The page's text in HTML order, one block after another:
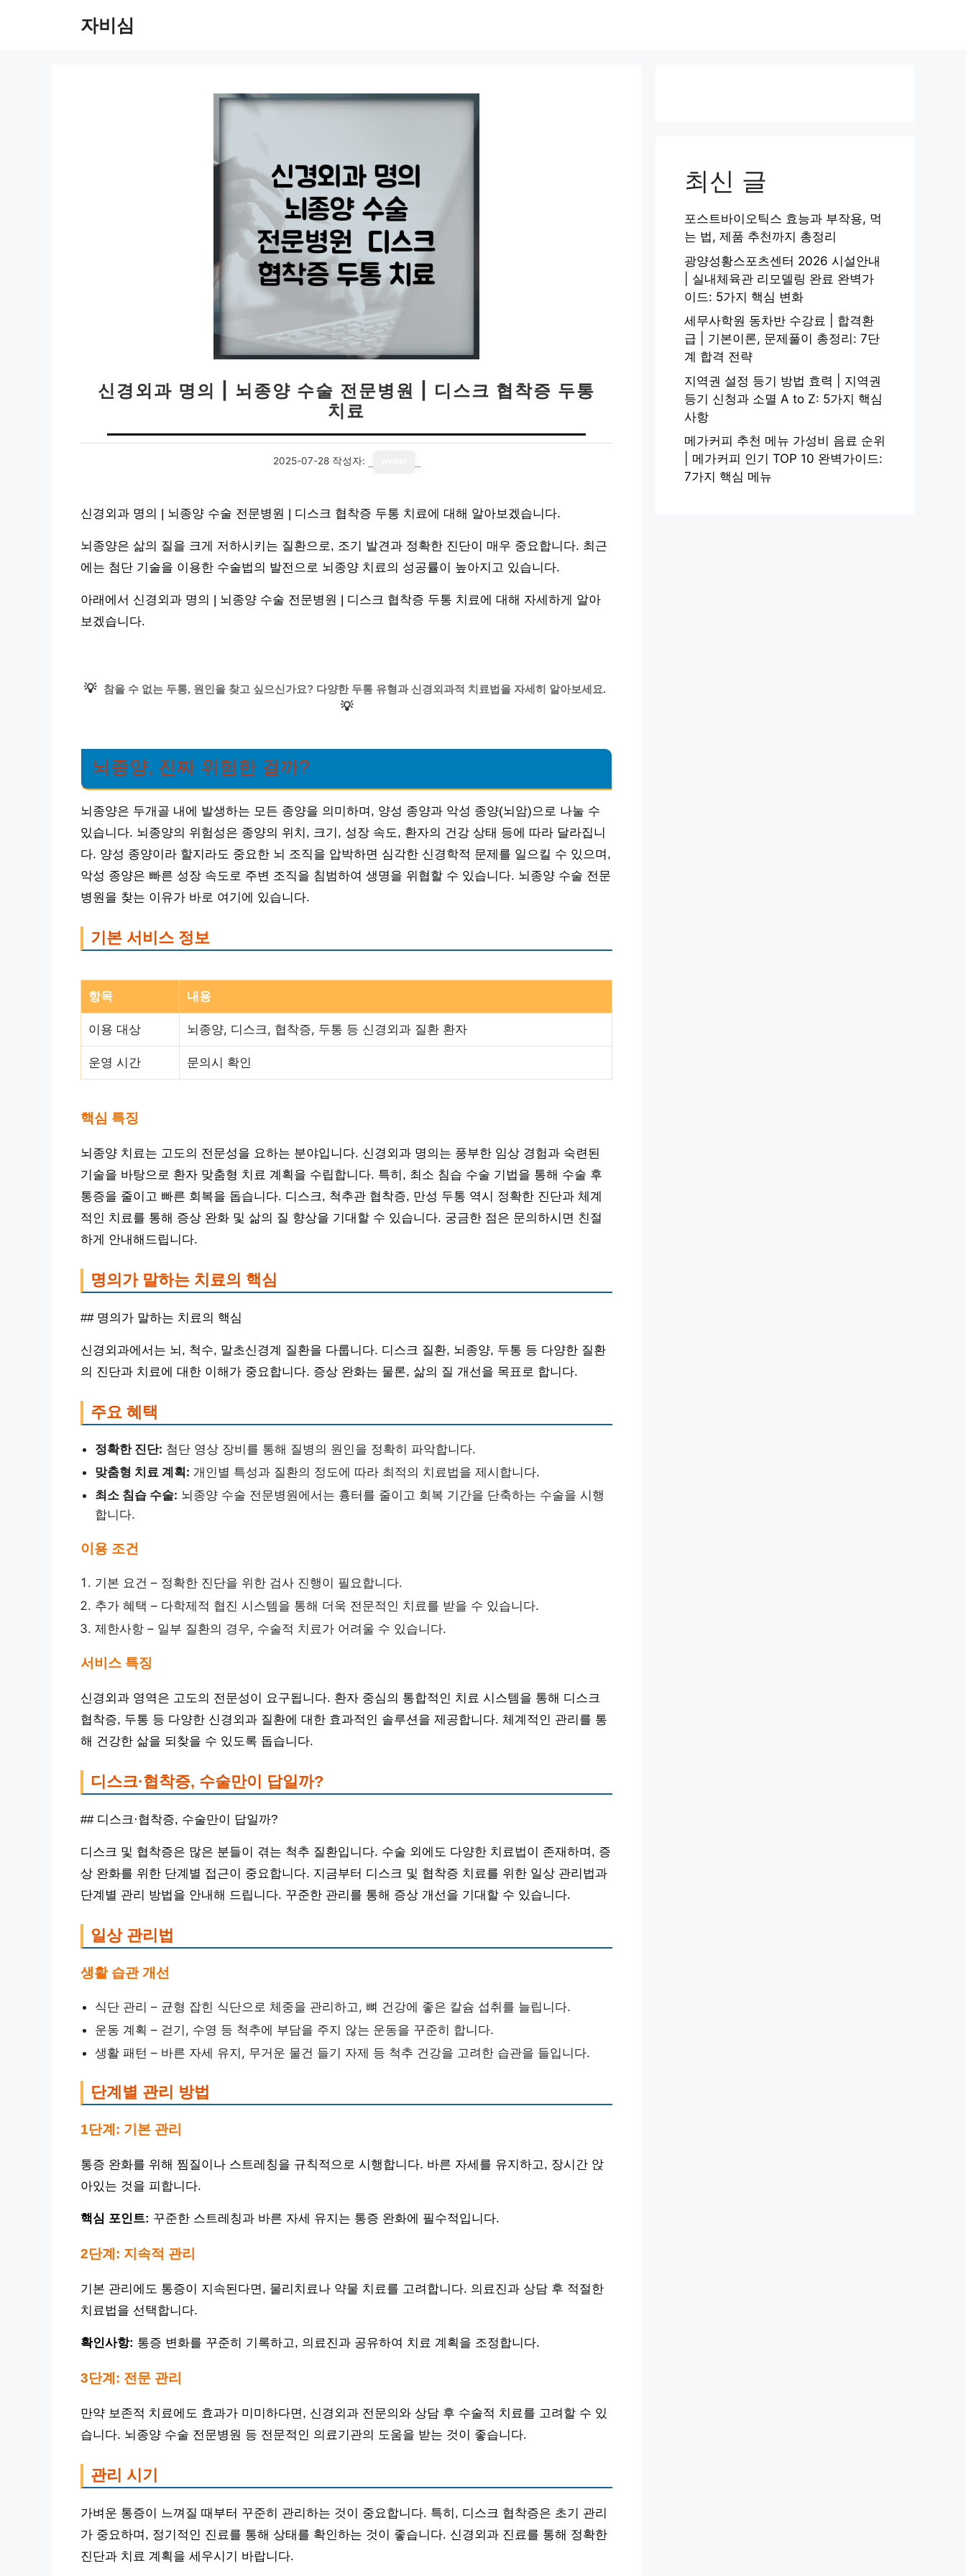
자비심
신경외과 명의 | 뇌종양 수술 전문병원 | 디스크 협착증 두통
치료
2025-07-28 작성자:
신경외과 명의 | 뇌종양 수술 전문병원 | 디스크 협착증 두통 치료에 대해 알아보겠습니다.
뇌종양은 삶의 질을 크게 저하시키는 질환으로, 조기 발견과 정확한 진단이 매우 중요합니다. 최근
에는 첨단 기술을 이용한 수술법의 발전으로 뇌종양 치료의 성공률이 높아지고 있습니다.
아래에서 신경외과 명의 | 뇌종양 수술 전문병원 | 디스크 협착증 두통 치료에 대해 자세하게 알아
보겠습니다.
💡 참을 수 없는 두통, 원인을 찾고 싶으신가요? 다양한 두통 유형과 신경외과적 치료법을 자세히 알아보세요.
💡
뇌종양, 진짜 위험한 걸까?
뇌종양은 두개골 내에 발생하는 모든 종양을 의미하며, 양성 종양과 악성 종양(뇌암)으로 나눌 수
있습니다. 뇌종양의 위험성은 종양의 위치, 크기, 성장 속도, 환자의 건강 상태 등에 따라 달라집니
다. 양성 종양이라 할지라도 중요한 뇌 조직을 압박하면 심각한 신경학적 문제를 일으킬 수 있으며,
악성 종양은 빠른 성장 속도로 주변 조직을 침범하여 생명을 위협할 수 있습니다. 뇌종양 수술 전문
병원을 찾는 이유가 바로 여기에 있습니다.
기본 서비스 정보
항목 내용
이용 대상 뇌종양, 디스크, 협착증, 두통 등 신경외과 질환 환자
운영 시간 문의시 확인
핵심 특징
뇌종양 치료는 고도의 전문성을 요하는 분야입니다. 신경외과 명의는 풍부한 임상 경험과 숙련된
기술을 바탕으로 환자 맞춤형 치료 계획을 수립합니다. 특히, 최소 침습 수술 기법을 통해 수술 후
통증을 줄이고 빠른 회복을 돕습니다. 디스크, 척추관 협착증, 만성 두통 역시 정확한 진단과 체계
적인 치료를 통해 증상 완화 및 삶의 질 향상을 기대할 수 있습니다. 궁금한 점은 문의하시면 친절
하게 안내해드립니다.
명의가 말하는 치료의 핵심
## 명의가 말하는 치료의 핵심
신경외과에서는 뇌, 척수, 말초신경계 질환을 다룹니다. 디스크 질환, 뇌종양, 두통 등 다양한 질환
의 진단과 치료에 대한 이해가 중요합니다. 증상 완화는 물론, 삶의 질 개선을 목표로 합니다.
주요 혜택
정확한 진단: 첨단 영상 장비를 통해 질병의 원인을 정확히 파악합니다.
맞춤형 치료 계획: 개인별 특성과 질환의 정도에 따라 최적의 치료법을 제시합니다.
최소 침습 수술: 뇌종양 수술 전문병원에서는 흉터를 줄이고 회복 기간을 단축하는 수술을 시행
합니다.
이용 조건
기본 요건 – 정확한 진단을 위한 검사 진행이 필요합니다.
추가 혜택 – 다학제적 협진 시스템을 통해 더욱 전문적인 치료를 받을 수 있습니다.
제한사항 – 일부 질환의 경우, 수술적 치료가 어려울 수 있습니다.
서비스 특징
신경외과 영역은 고도의 전문성이 요구됩니다. 환자 중심의 통합적인 치료 시스템을 통해 디스크
협착증, 두통 등 다양한 신경외과 질환에 대한 효과적인 솔루션을 제공합니다. 체계적인 관리를 통
해 건강한 삶을 되찾을 수 있도록 돕습니다.
디스크·협착증, 수술만이 답일까?
## 디스크·협착증, 수술만이 답일까?
디스크 및 협착증은 많은 분들이 겪는 척추 질환입니다. 수술 외에도 다양한 치료법이 존재하며, 증
상 완화를 위한 단계별 접근이 중요합니다. 지금부터 디스크 및 협착증 치료를 위한 일상 관리법과
단계별 관리 방법을 안내해 드립니다. 꾸준한 관리를 통해 증상 개선을 기대할 수 있습니다.
일상 관리법
생활 습관 개선
식단 관리 – 균형 잡힌 식단으로 체중을 관리하고, 뼈 건강에 좋은 칼슘 섭취를 늘립니다.
운동 계획 – 걷기, 수영 등 척추에 부담을 주지 않는 운동을 꾸준히 합니다.
생활 패턴 – 바른 자세 유지, 무거운 물건 들기 자제 등 척추 건강을 고려한 습관을 들입니다.
단계별 관리 방법
1단계: 기본 관리
통증 완화를 위해 찜질이나 스트레칭을 규칙적으로 시행합니다. 바른 자세를 유지하고, 장시간 앉
아있는 것을 피합니다.
핵심 포인트: 꾸준한 스트레칭과 바른 자세 유지는 통증 완화에 필수적입니다.
2단계: 지속적 관리
기본 관리에도 통증이 지속된다면, 물리치료나 약물 치료를 고려합니다. 의료진과 상담 후 적절한
치료법을 선택합니다.
확인사항: 통증 변화를 꾸준히 기록하고, 의료진과 공유하여 치료 계획을 조정합니다.
3단계: 전문 관리
만약 보존적 치료에도 효과가 미미하다면, 신경외과 전문의와 상담 후 수술적 치료를 고려할 수 있
습니다. 뇌종양 수술 전문병원 등 전문적인 의료기관의 도움을 받는 것이 좋습니다.
관리 시기
가벼운 통증이 느껴질 때부터 꾸준히 관리하는 것이 중요합니다. 특히, 디스크 협착증은 초기 관리
가 중요하며, 정기적인 진료를 통해 상태를 확인하는 것이 좋습니다. 신경외과 진료를 통해 정확한
진단과 치료 계획을 세우시기 바랍니다.
최신 글
포스트바이오틱스 효능과 부작용, 먹
는 법, 제품 추천까지 총정리
광양성황스포츠센터 2026 시설안내
| 실내체육관 리모델링 완료 완벽가
이드: 5가지 핵심 변화
세무사학원 동차반 수강료 | 합격환
급 | 기본이론, 문제풀이 총정리: 7단
계 합격 전략
지역권 설정 등기 방법 효력 | 지역권
등기 신청과 소멸 A to Z: 5가지 핵심
사항
메가커피 추천 메뉴 가성비 음료 순위
| 메가커피 인기 TOP 10 완벽가이드:
7가지 핵심 메뉴